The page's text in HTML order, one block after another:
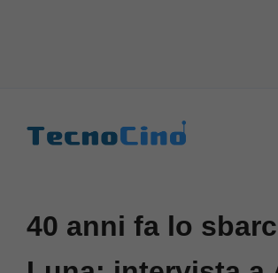
40 anni fa lo